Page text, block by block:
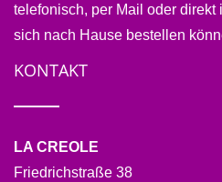
telefonisch, per Mail oder direkt
sich nach Hause bestellen
KONTAKT
LA CREOLE
Friedrichstraße 38